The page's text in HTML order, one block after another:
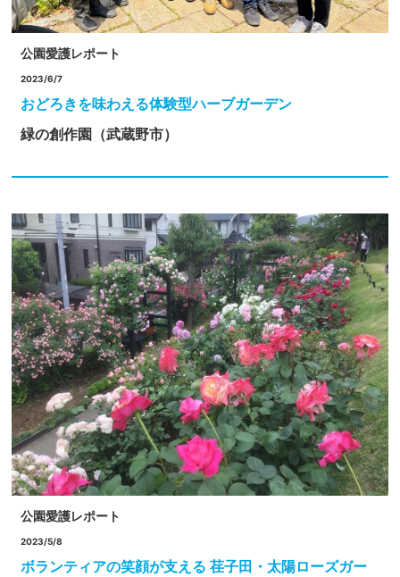
公園愛護レポート
2023/6/7
おどろきを味わえる体験型ハーブガーデン
緑の創作園（武蔵野市）
公園愛護レポート
2023/5/8
ボランティアの笑顔が支える 荏子田・太陽ローズガー